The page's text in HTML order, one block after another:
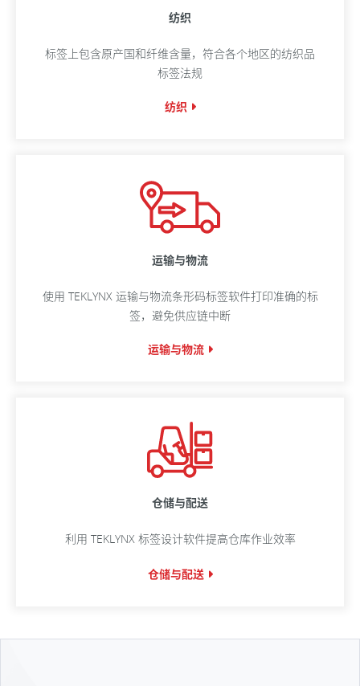
纺织
标签上包含原产国和纤维含量，符合各个地区的纺织品
标签法规
纺织
运输与物流
使用 TEKLYNX 运输与物流条形码标签软件打印准确的标
签，避免供应链中断
运输与物流
仓储与配送
利用 TEKLYNX 标签设计软件提高仓库作业效率
仓储与配送